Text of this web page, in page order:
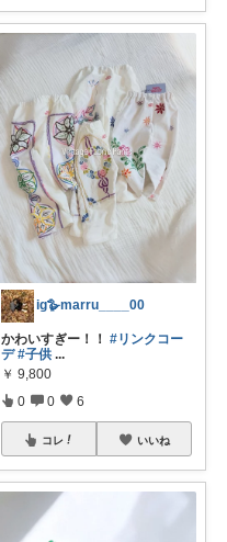
ig🪿marru____00
かわいすぎー！！ #リンクコー
デ #子供 ...
￥ 9,800
0 0 6
コレ いいね